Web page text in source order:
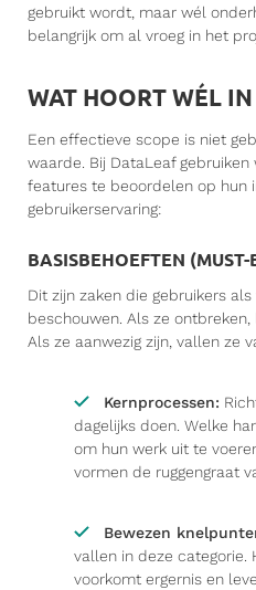
gebruikt wordt, maar wél
belangrijk om al vroeg in het
WAT HOORT WÉL IN
Een effectieve scope is niet
waarde. Bij DataLeaf
features te beoordelen op hun
gebruikerservaring:
BASISBEHOEFTEN (MUST-
Dit zijn zaken die gebruikers
beschouwen. Als ze
Als ze aanwezig zijn, vallen ze
Kernprocessen:
dagelijks doen. Welke
om hun werk uit te
vormen de ruggengraat
Bewezen
vallen in deze categorie.
voorkomt ergernis en